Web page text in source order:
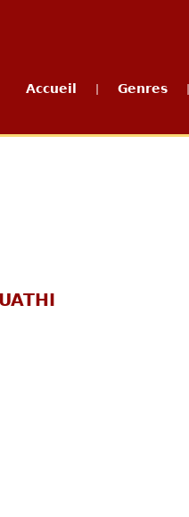
Accueil Genres